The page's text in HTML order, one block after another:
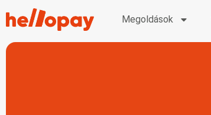
Megoldások